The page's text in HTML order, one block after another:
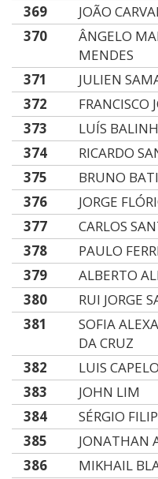
369
JOÃO
370
ÂNGELO
MENDES
371
JULIEN
372
FRANCISCO
373
LUÍS
374
RICARDO
375
BRUNO
376
JORGE
377
CARLOS
378
PAULO
379
ALBERTO
380
RUI JORGE
381
SOFIA
DA CRUZ
382
LUIS CAPELO
383
JOHN LIM
384
SÉRGIO
385
JONATHAN
386
MIKHAIL